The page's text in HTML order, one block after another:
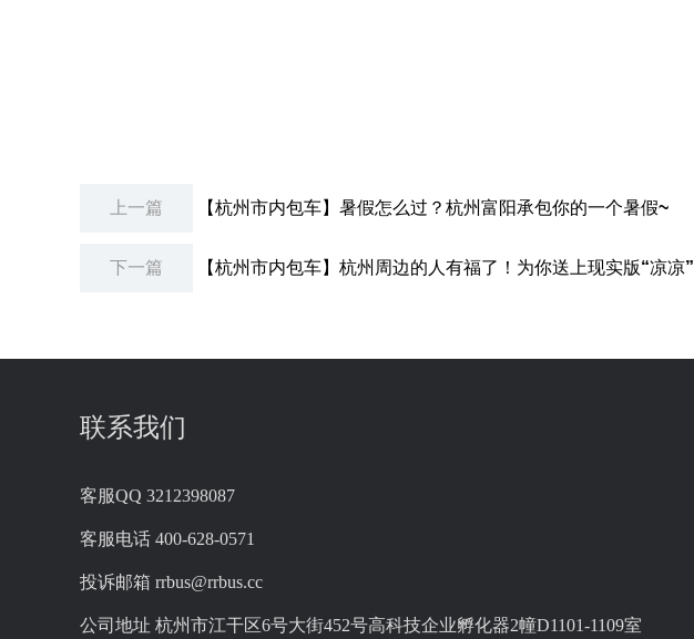
上一篇 【杭州市内包车】暑假怎么过？杭州富阳承包你的一个暑假~
下一篇 【杭州市内包车】杭州周边的人有福了！为你送上现实版“凉凉”
联系我们
客服QQ 3212398087
客服电话 400-628-0571
投诉邮箱 rrbus@rrbus.cc
公司地址 杭州市江干区6号大街452号高科技企业孵化器2幢D1101-1109室